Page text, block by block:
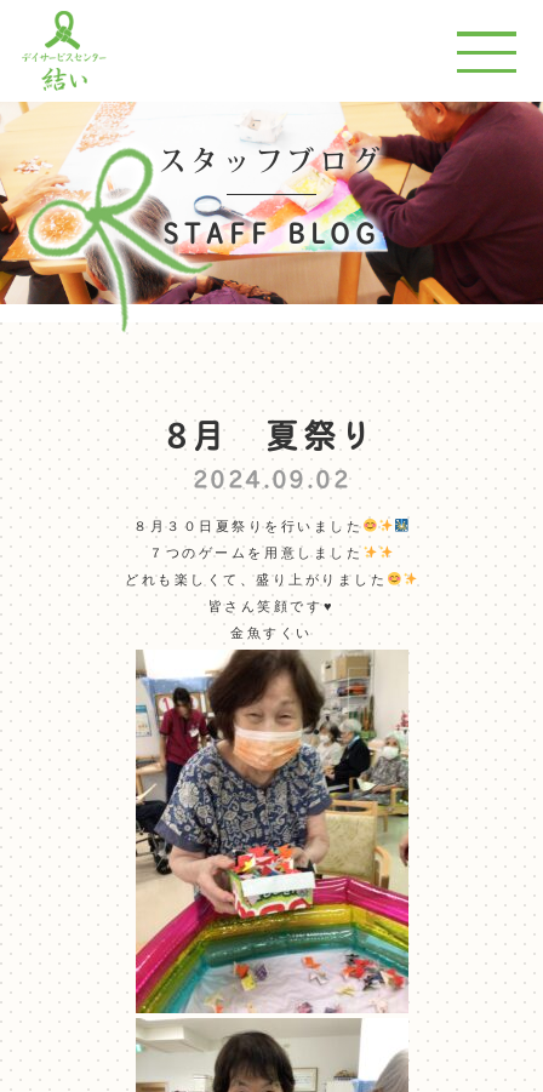
スタッフブログ
STAFF BLOG
8月 夏祭り
2024.09.02
８月３０日夏祭りを行いました
７つのゲームを用意しました
どれも楽しくて、盛り上がりました
皆さん笑顔です♥
金魚すくい